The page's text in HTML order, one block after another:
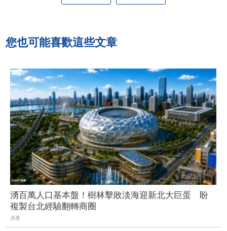
您也可能喜歡這些文章
湧百萬人口基本盤！樹林擊敗淡海迎新北大巨蛋 盼
複製台北經驗翻轉商圈
房產